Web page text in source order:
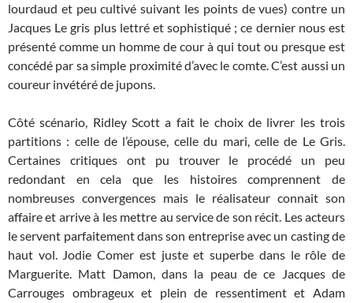
lourdaud et peu cultivé suivant les points de vues) contre un
Jacques Le gris plus lettré et sophistiqué ; ce dernier nous est
présenté comme un homme de cour à qui tout ou presque est
concédé par sa simple proximité d’avec le comte. C’est aussi un
coureur invétéré de jupons.
Côté scénario, Ridley Scott a fait le choix de livrer les trois
partitions : celle de l’épouse, celle du mari, celle de Le Gris.
Certaines critiques ont pu trouver le procédé un peu
redondant en cela que les histoires comprennent de
nombreuses convergences mais le réalisateur connait son
affaire et arrive à les mettre au service de son récit. Les acteurs
le servent parfaitement dans son entreprise avec un casting de
haut vol. Jodie Comer est juste et superbe dans le rôle de
Marguerite. Matt Damon, dans la peau de ce Jacques de
Carrouges ombrageux et plein de ressentiment et Adam